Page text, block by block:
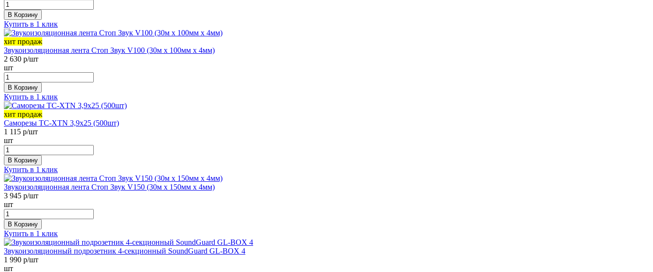
В Корзину
Купить в 1 клик
хит продаж
Звукоизоляционная лента Стоп Звук V100 (30м х 100мм х 4мм)
2 630 р/шт
шт
В Корзину
Купить в 1 клик
хит продаж
Саморезы ТС-XTN 3,9х25 (500шт)
1 115 р/шт
шт
В Корзину
Купить в 1 клик
Звукоизоляционная лента Стоп Звук V150 (30м х 150мм х 4мм)
3 945 р/шт
шт
В Корзину
Купить в 1 клик
Звукоизоляционный подрозетник 4-секционный SoundGuard GL-BOX 4
1 990 р/шт
шт